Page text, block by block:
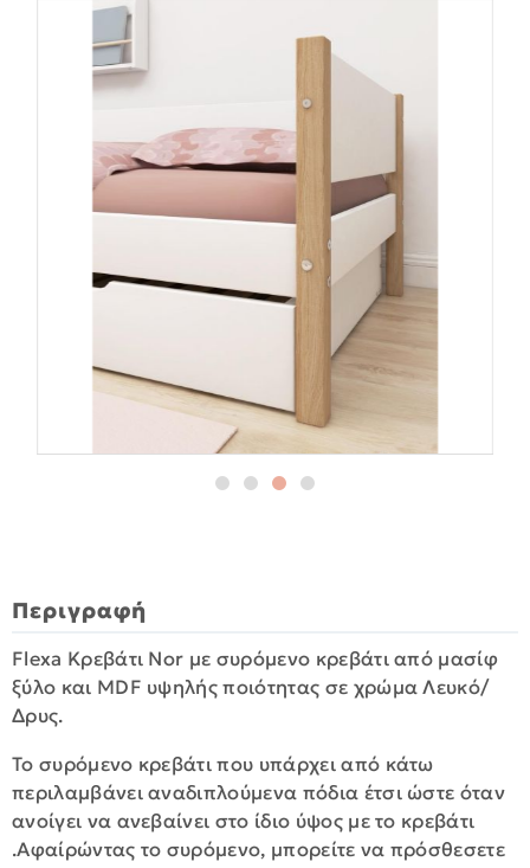
Περιγραφή
Flexa Κρεβάτι Nor με συρόμενο κρεβάτι από μασίφ
ξύλο και MDF υψηλής ποιότητας σε χρώμα Λευκό/
Δρυς.
Το συρόμενο κρεβάτι που υπάρχει από κάτω
περιλαμβάνει αναδιπλούμενα πόδια έτσι ώστε όταν
ανοίγει να ανεβαίνει στο ίδιο ύψος με το κρεβάτι
.Αφαίρώντας το συρόμενο, μπορείτε να πρόσθεσετε